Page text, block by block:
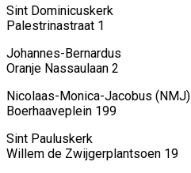
Sint Dominicuskerk
Palestrinastraat 1
Johannes-Bernardus
Oranje Nassaulaan 2
Nicolaas-Monica-Jacobus (NMJ)
Boerhaaveplein 199
Sint Pauluskerk
Willem de Zwijgerplantsoen 19